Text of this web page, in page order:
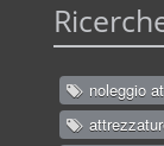
noleggio